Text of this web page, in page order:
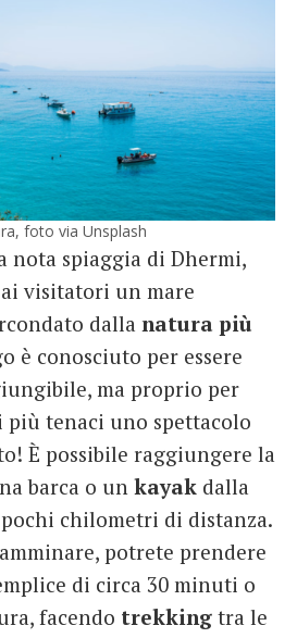
foto via Unsplash
nota spiaggia di Dhermi,
visitatori un mare
dalla natura più
è conosciuto per essere
ma proprio per
più tenaci uno spettacolo
È possibile raggiungere la
barca o un kayak dalla
pochi chilometri di distanza.
potrete prendere
di circa 30 minuti o
facendo trekking tra le